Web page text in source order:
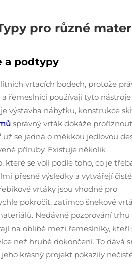
pro různé
a podtypy
vrtacích bodech, protože
řemeslníci používají tyto nástroje
výstavba nábytku, konstrukce
správný vrták dokáže
se jedná o měkkou jedlovou
příruby. Existuje několik
které se volí podle toho, co je
přesné výsledky a vytvářejí
vrtáky jsou vhodné pro
pokročit, zatímco šnekové
Nedávné pozorování trhu
na oblibě mezi řemeslníky, kteří
než hrubé dokončení. To dává
krásný projekt pokazily